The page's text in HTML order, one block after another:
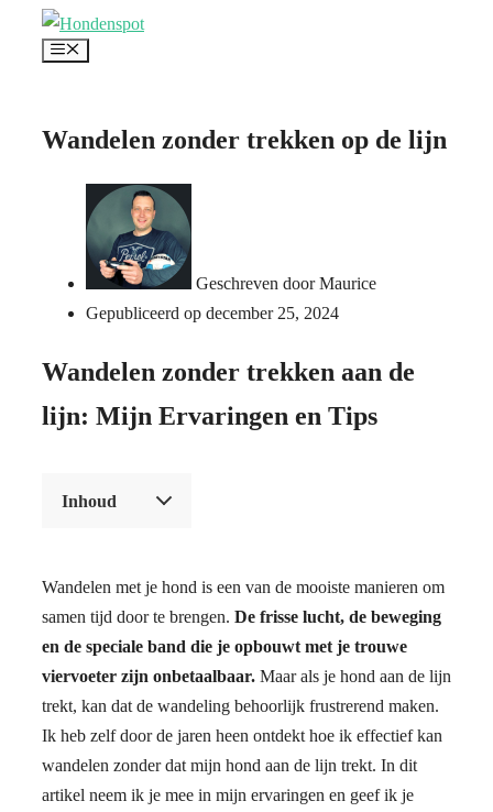
Menu
Wandelen zonder trekken op de lijn
Geschreven doorMaurice
Gepubliceerd op december 25, 2024
Wandelen zonder trekken aan de
lijn: Mijn Ervaringen en Tips
Inhoud
Wandelen met je hond is een van de mooiste manieren om
samen tijd door te brengen. De frisse lucht, de beweging
en de speciale band die je opbouwt met je trouwe
viervoeter zijn onbetaalbaar. Maar als je hond aan de lijn
trekt, kan dat de wandeling behoorlijk frustrerend maken.
Ik heb zelf door de jaren heen ontdekt hoe ik effectief kan
wandelen zonder dat mijn hond aan de lijn trekt. In dit
artikel neem ik je mee in mijn ervaringen en geef ik je